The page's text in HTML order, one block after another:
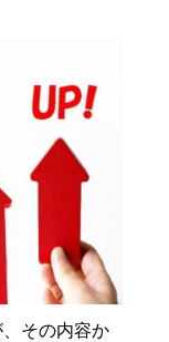
その内容か